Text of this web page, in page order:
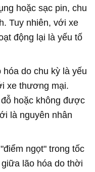
hoặc sạc pin, chu
Tuy nhiên, với xe
động lại là yếu tố
do chu kỳ là yếu
xe thương mại.
hoặc không được
là nguyên nhân
ngọt" trong tốc
lão hóa do thời